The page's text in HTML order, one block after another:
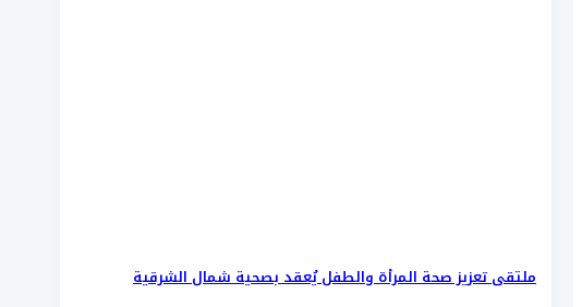
ملتقى تعزيز صحة المرأة والطفل يُعقد بصحية شمال الشرقية